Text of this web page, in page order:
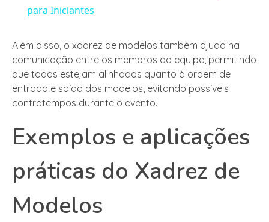
para Iniciantes
Além disso, o xadrez de modelos também ajuda na
comunicação entre os membros da equipe, permitindo
que todos estejam alinhados quanto à ordem de
entrada e saída dos modelos, evitando possíveis
contratempos durante o evento.
Exemplos e aplicações
práticas do Xadrez de
Modelos